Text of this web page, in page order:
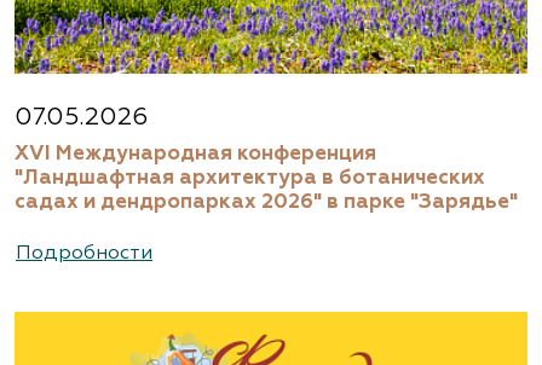
07.05.2026
XVI Международная конференция
"Ландшафтная архитектура в ботанических
садах и дендропарках 2026" в парке "Зарядье"
Подробности